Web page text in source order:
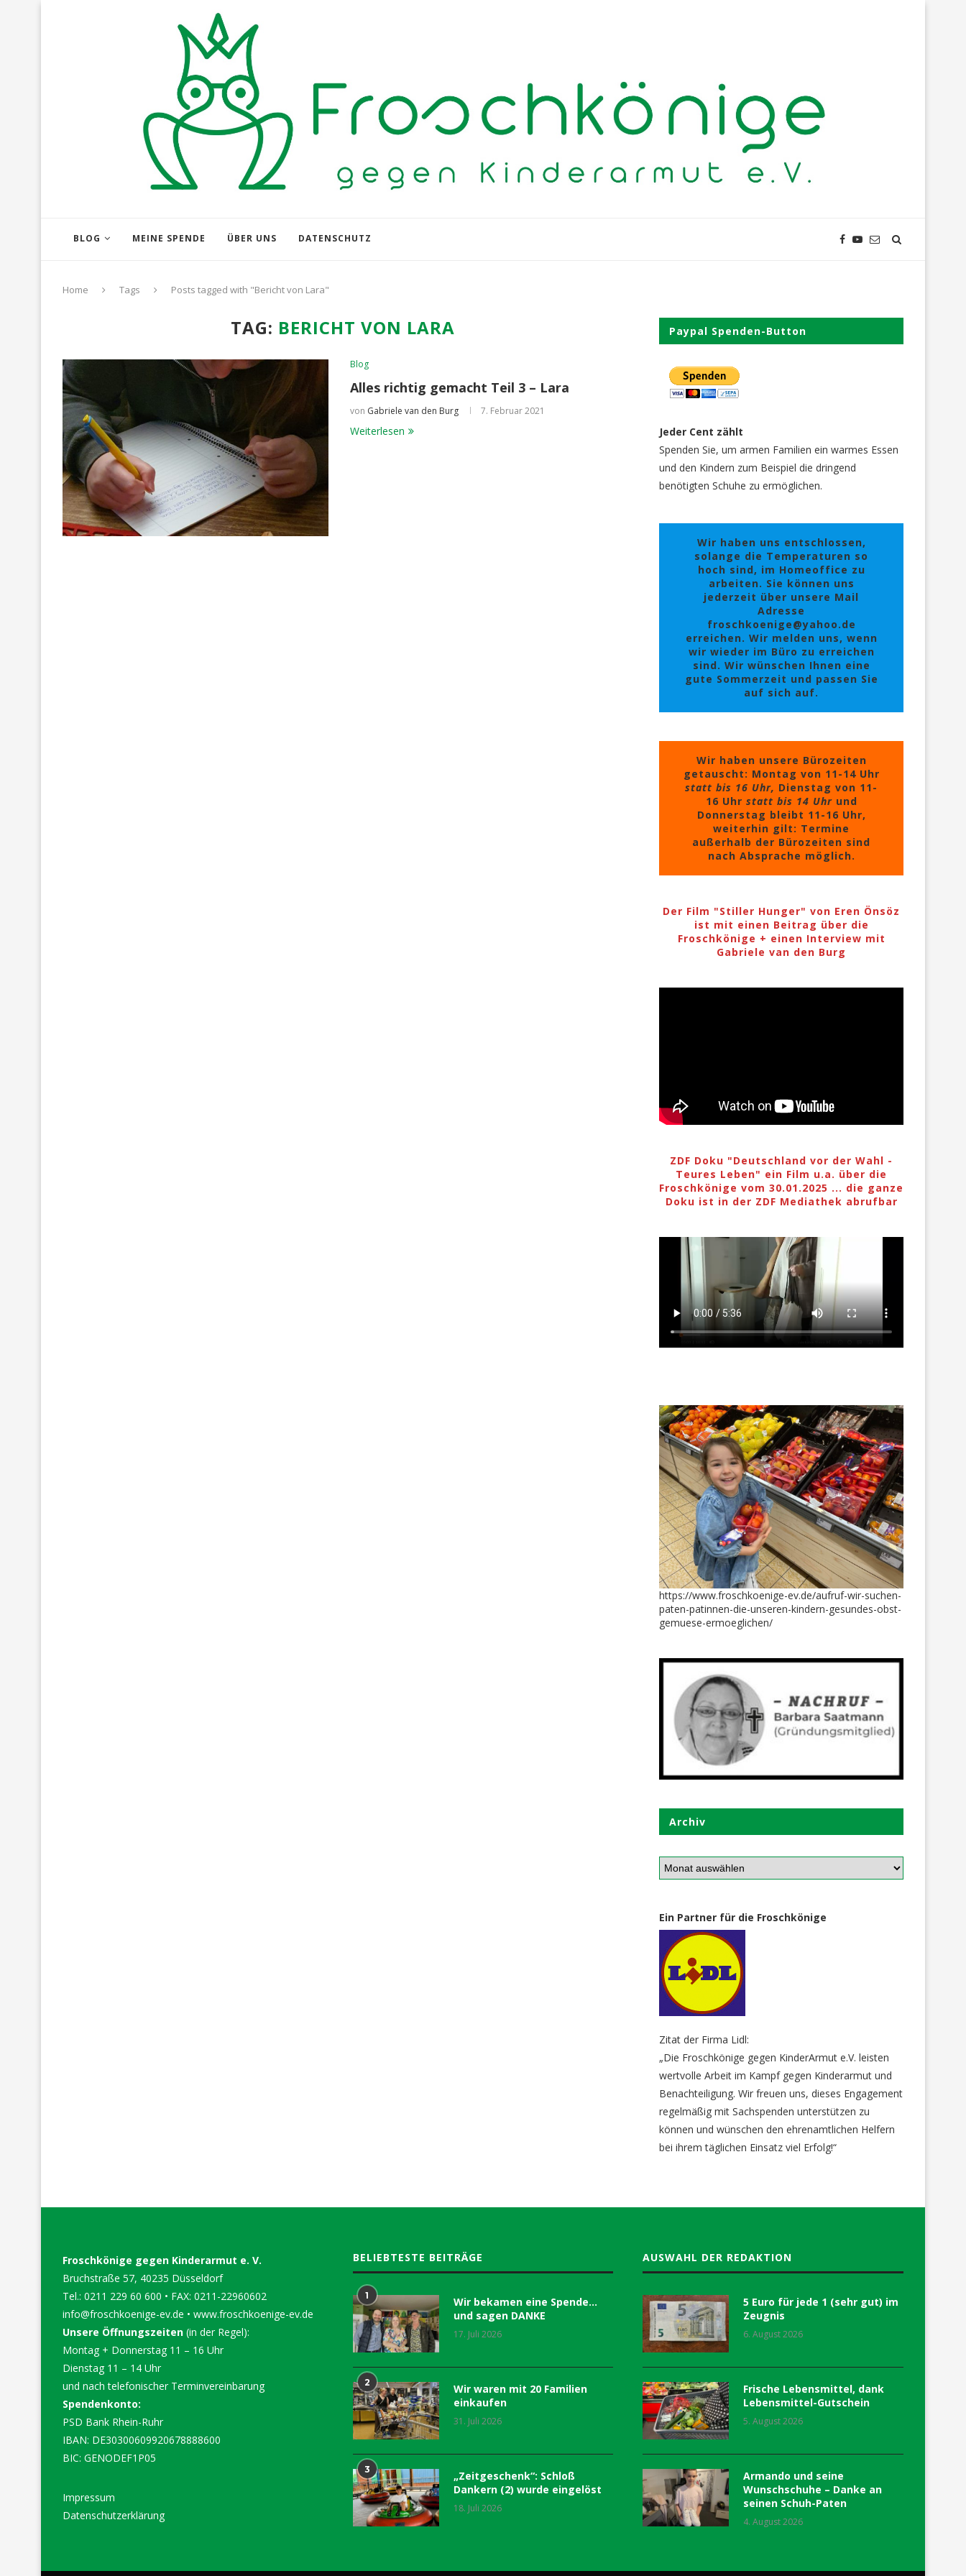
BLOG MEINE SPENDE ÜBER UNS DATENSCHUTZ
Home Tags Posts tagged with "Bericht von Lara"
TAG: BERICHT VON LARA
Blog
Alles richtig gemacht Teil 3 – Lara
von Gabriele van den Burg 7. Februar 2021
Weiterlesen
Paypal Spenden-Button
Jeder Cent zählt
Spenden Sie, um armen Familien ein warmes Essen
und den Kindern zum Beispiel die dringend
benötigten Schuhe zu ermöglichen.
Wir haben uns entschlossen,
solange die Temperaturen so
hoch sind, im Homeoffice zu
arbeiten. Sie können uns
jederzeit über unsere Mail
Adresse
froschkoenige@yahoo.de
erreichen. Wir melden uns, wenn
wir wieder im Büro zu erreichen
sind. Wir wünschen Ihnen eine
gute Sommerzeit und passen Sie
auf sich auf.
Wir haben unsere Bürozeiten
getauscht: Montag von 11-14 Uhr
statt bis 16 Uhr, Dienstag von 11-
16 Uhr statt bis 14 Uhrund
Donnerstag bleibt 11-16 Uhr,
weiterhin gilt: Termine
außerhalb der Bürozeiten sind
nach Absprache möglich.
Der Film "Stiller Hunger" von Eren Önsöz
ist mit einen Beitrag über die
Froschkönige + einen Interview mit
Gabriele van den Burg
ZDF Doku "Deutschland vor der Wahl -
Teures Leben" ein Film u.a. über die
Froschkönige vom 30.01.2025 ... die ganze
Doku ist in der ZDF Mediathek abrufbar
https://www.froschkoenige-ev.de/aufruf-wir-suchen-
paten-patinnen-die-unseren-kindern-gesundes-obst-
gemuese-ermoeglichen/
Archiv
Ein Partner für die Froschkönige
Zitat der Firma Lidl:
„Die Froschkönige gegen KinderArmut e.V. leisten
wertvolle Arbeit im Kampf gegen Kinderarmut und
Benachteiligung. Wir freuen uns, dieses Engagement
regelmäßig mit Sachspenden unterstützen zu
können und wünschen den ehrenamtlichen Helfern
bei ihrem täglichen Einsatz viel Erfolg!“
Froschkönige gegen Kinderarmut e. V.
Bruchstraße 57, 40235 Düsseldorf
Tel.: 0211 229 60 600 • FAX: 0211-22960602
info@froschkoenige-ev.de • www.froschkoenige-ev.de
Unsere Öffnungszeiten (in der Regel):
Montag + Donnerstag 11 – 16 Uhr
Dienstag 11 – 14 Uhr
und nach telefonischer Terminvereinbarung
Spendenkonto:
PSD Bank Rhein-Ruhr
IBAN: DE30300609920678888600
BIC: GENODEF1P05
Impressum
Datenschutzerklärung
BELIEBTESTE BEITRÄGE
1
Wir bekamen eine Spende…
und sagen DANKE
17. Juli 2026
2
Wir waren mit 20 Familien
einkaufen
31. Juli 2026
3
„Zeitgeschenk“: Schloß
Dankern (2) wurde eingelöst
18. Juli 2026
AUSWAHL DER REDAKTION
5 Euro für jede 1 (sehr gut) im
Zeugnis
6. August 2026
Frische Lebensmittel, dank
Lebensmittel-Gutschein
5. August 2026
Armando und seine
Wunschschuhe – Danke an
seinen Schuh-Paten
4. August 2026